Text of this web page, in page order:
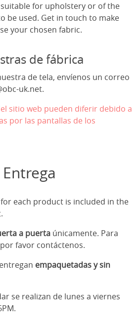
for upholstery or of the
be used. Get in touch to make
your chosen fabric.
de fábrica
de tela, envíenos un correo
uk.net.
sitio web pueden diferir debido a
por las pantallas de los
Entrega
each product is included in the
a puerta únicamente. Para
favor contáctenos.
empaquetadas y sin
se realizan de lunes a viernes